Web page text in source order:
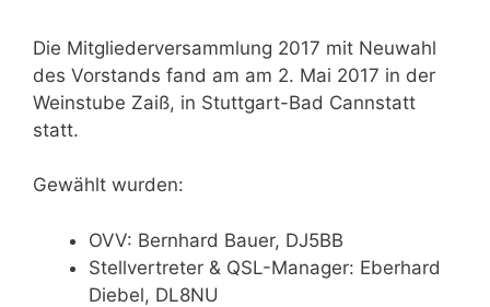
Die Mitgliederversammlung 2017 mit Neuwahl
des Vorstands fand am am 2. Mai 2017 in der
Weinstube Zaiß, in Stuttgart-Bad Cannstatt
statt.
Gewählt wurden:
OVV: Bernhard Bauer, DJ5BB
Stellvertreter & QSL-Manager: Eberhard
Diebel, DL8NU